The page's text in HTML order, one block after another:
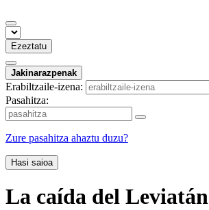
Ezeztatu
Jakinarazpenak
Erabiltzaile-izena:
Pasahitza:
Zure pasahitza ahaztu duzu?
Hasi saioa
La caída del Leviatán